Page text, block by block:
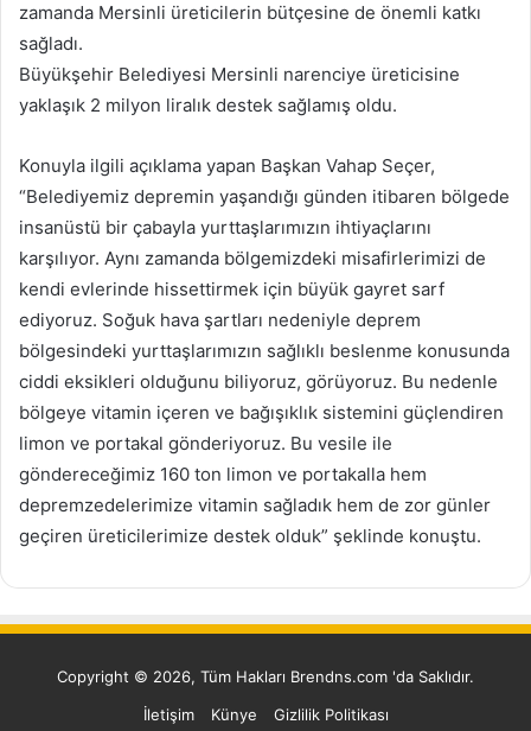
zamanda Mersinli üreticilerin bütçesine de önemli katkı
sağladı.
Büyükşehir Belediyesi Mersinli narenciye üreticisine
yaklaşık 2 milyon liralık destek sağlamış oldu.
Konuyla ilgili açıklama yapan Başkan Vahap Seçer,
“Belediyemiz depremin yaşandığı günden itibaren bölgede
insanüstü bir çabayla yurttaşlarımızın ihtiyaçlarını
karşılıyor. Aynı zamanda bölgemizdeki misafirlerimizi de
kendi evlerinde hissettirmek için büyük gayret sarf
ediyoruz. Soğuk hava şartları nedeniyle deprem
bölgesindeki yurttaşlarımızın sağlıklı beslenme konusunda
ciddi eksikleri olduğunu biliyoruz, görüyoruz. Bu nedenle
bölgeye vitamin içeren ve bağışıklık sistemini güçlendiren
limon ve portakal gönderiyoruz. Bu vesile ile
göndereceğimiz 160 ton limon ve portakalla hem
depremzedelerimize vitamin sağladık hem de zor günler
geçiren üreticilerimize destek olduk” şeklinde konuştu.
Copyright © 2026, Tüm Hakları Brendns.com 'da Saklıdır.
İletişim
Künye Gizlilik Politikası